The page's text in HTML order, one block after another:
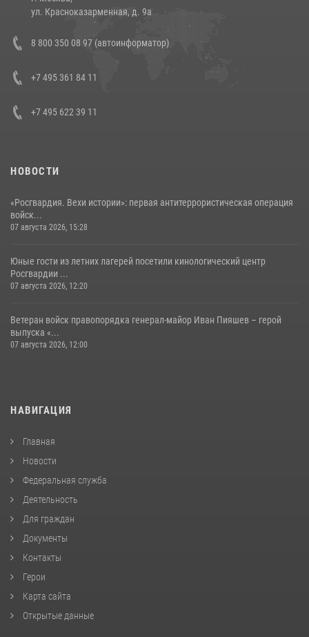
14 июля 2026, 12:20
В Росгвардии прошла военно-научная конференция по обобщению
боевого опыта
ул. Красноказарменная, д. 9а
8 800 350 08 97 (автоинформатор)
+7 495 361 84 11
+7 495 622 39 11
НОВОСТИ
«Росгвардия. Вехи истории»: первая антитеррористическая операция
войск...
07 августа 2026, 15:28
Юные гости из летних лагерей посетили кинологический центр
Росгвардии ...
07 августа 2026, 12:20
Ветеран войск правопорядка генерал-майор Иван Пияшев – герой
выпуска «...
07 августа 2026, 12:00
НАВИГАЦИЯ
Главная
Новости
Федеральная служба
Деятельность
Для граждан
Документы
Контакты
Герои
Карта сайта
Открытые данные